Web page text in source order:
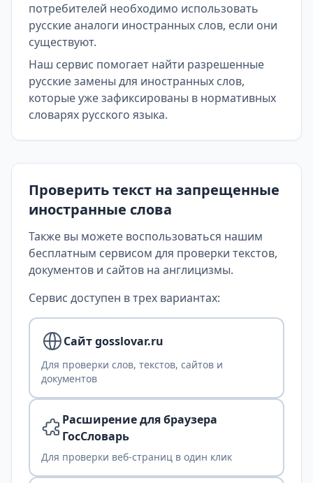
потребителей необходимо использовать
русские аналоги иностранных слов, если они
существуют.
Наш сервис помогает найти разрешенные
русские замены для иностранных слов,
которые уже зафиксированы в нормативных
словарях русского языка.
Проверить текст на запрещенные
иностранные слова
Также вы можете воспользоваться нашим
бесплатным сервисом для проверки текстов,
документов и сайтов на англицизмы.
Сервис доступен в трех вариантах:
Сайт gosslovar.ru
Для проверки слов, текстов, сайтов и
документов
Расширение для браузера
ГосСловарь
Для проверки веб-страниц в один клик